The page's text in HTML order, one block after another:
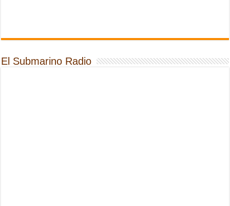
El Submarino Radio